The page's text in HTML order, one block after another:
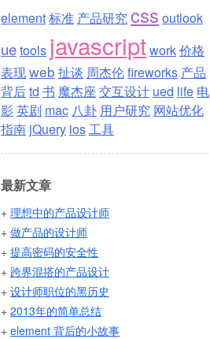
element标准 产品研究css outlook
uetools javascriptwork价格
表现web 扯谈 周杰伦fireworks 产品
背后td 书 魔杰座 交互设计 ued life 电
影 英剧 mac 八卦 用户研究 网站优化
指南 jQuery ios工具
最新文章
+ 理想中的产品设计师
+ 做产品的设计师
+ 提高密码的安全性
+ 跨界混搭的产品设计
+ 设计师职位的黑历史
+ 2013年的简单总结
+ element 背后的小故事